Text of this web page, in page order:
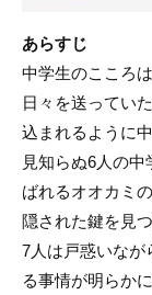
あらすじ
中学生のこころ
日々を送ってい
込まれるように
見知らぬ6人の
ばれるオオカミ
隠された鍵を見
7人は戸惑いなが
る事情が明らか